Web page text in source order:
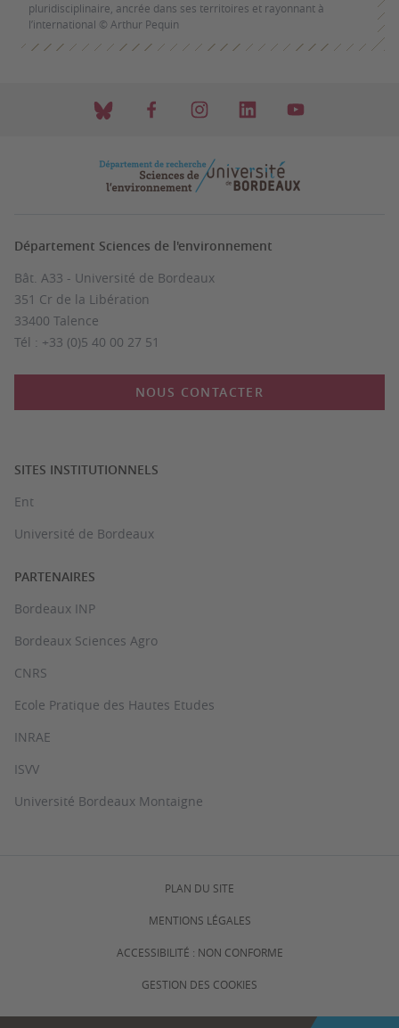
pluridisciplinaire, ancrée dans ses territoires et rayonnant à
l’international © Arthur Pequin
Département Sciences de l'environnement
Bât. A33 - Université de Bordeaux
351 Cr de la Libération
33400 Talence
Tél : +33 (0)5 40 00 27 51
NOUS CONTACTER
SITES INSTITUTIONNELS
Ent
Université de Bordeaux
PARTENAIRES
Bordeaux INP
Bordeaux Sciences Agro
CNRS
Ecole Pratique des Hautes Etudes
INRAE
ISVV
Université Bordeaux Montaigne
PLAN DU SITE
MENTIONS LÉGALES
ACCESSIBILITÉ : NON CONFORME
GESTION DES COOKIES